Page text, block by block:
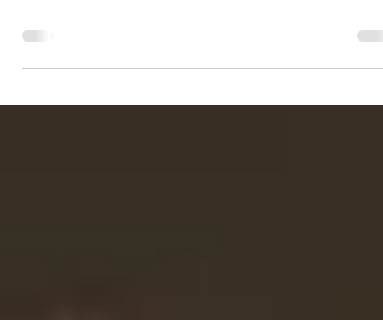
Ressourcen zu steuern und nachhaltig
Stresskompetenz im Arbeitsalltag zu
entwickeln.